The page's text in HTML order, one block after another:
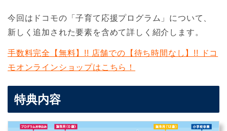
今回はドコモの「子育て応援プログラム」について、
新しく追加された要素を含めて詳しく紹介します。
手数料完全【無料】!! 店舗での【待ち時間なし】!! ドコ
モオンラインショップはこちら！
特典内容